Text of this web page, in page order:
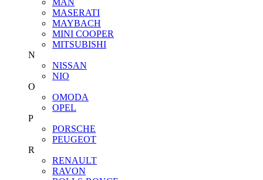
MASERATI
MAYBACH
MINI COOPER
MITSUBISHI
N
NISSAN
NIO
O
OMODA
OPEL
P
PORSCHE
PEUGEOT
R
RENAULT
RAVON